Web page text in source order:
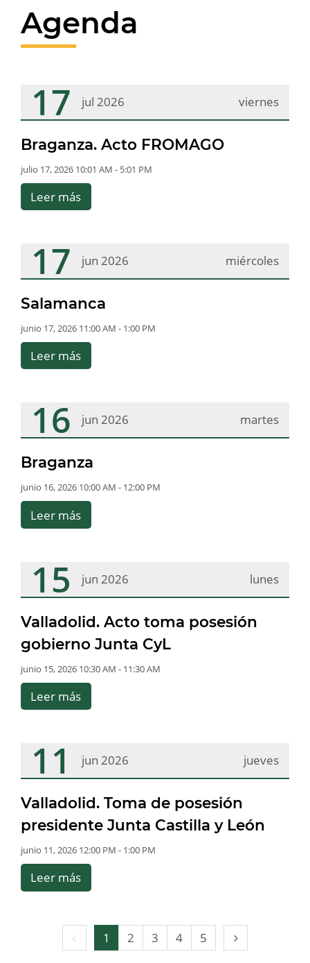
Agenda
viernes
17 jul 2026
Braganza. Acto FROMAGO
julio 17, 2026 10:01 AM - 5:01 PM
Leer más
miércoles
17 jun 2026
Salamanca
junio 17, 2026 11:00 AM - 1:00 PM
Leer más
martes
16 jun 2026
Braganza
junio 16, 2026 10:00 AM - 12:00 PM
Leer más
lunes
15 jun 2026
Valladolid. Acto toma posesión
gobierno Junta CyL
junio 15, 2026 10:30 AM - 11:30 AM
Leer más
jueves
11 jun 2026
Valladolid. Toma de posesión
presidente Junta Castilla y León
junio 11, 2026 12:00 PM - 1:00 PM
Leer más
Página
anterior
1 2 3 4 5
Página
siguiente